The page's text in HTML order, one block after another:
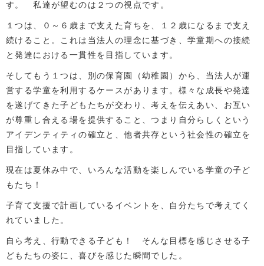
す。 私達が望むのは２つの視点です。
１つは、０～６歳まで支えた育ちを、１２歳になるまで支え
続けること。これは当法人の理念に基づき、学童期への接続
と発達における一貫性を目指しています。
そしてもう１つは、別の保育園（幼稚園）から、当法人が運
営する学童を利用するケースがあります。様々な成長や発達
を遂げてきた子どもたちが交わり、考えを伝えあい、お互い
が尊重し合える場を提供すること、つまり自分らしくという
アイデンティティの確立と、他者共存という社会性の確立を
目指しています。
現在は夏休み中で、いろんな活動を楽しんでいる学童の子ど
もたち！
子育て支援で計画しているイベントを、自分たちで考えてく
れていました。
自ら考え、行動できる子ども！ そんな目標を感じさせる子
どもたちの姿に、喜びを感じた瞬間でした。